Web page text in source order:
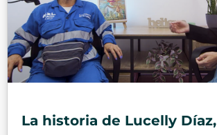
La historia de Lucelly Díaz,